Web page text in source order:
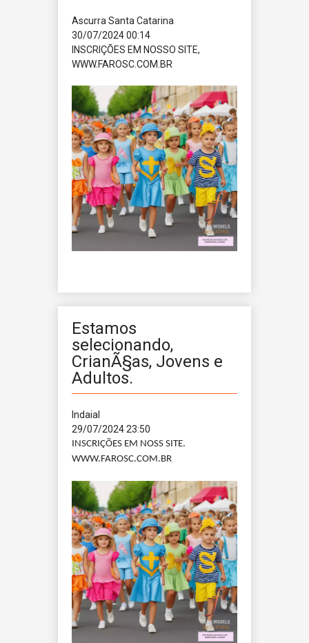
Ascurra Santa Catarina
30/07/2024 00:14
INSCRIÇÕES EM NOSSO SITE,
WWW.FAROSC.COM.BR
Estamos
selecionando,
CrianÃ§as, Jovens e
Adultos.
Indaial
29/07/2024 23:50
INSCRIÇÕES EM NOSS SITE.
WWW.FAROSC.COM.BR